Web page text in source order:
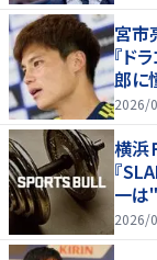
宮市
『ド
郎に
2026/
横浜
『
一は
2026/